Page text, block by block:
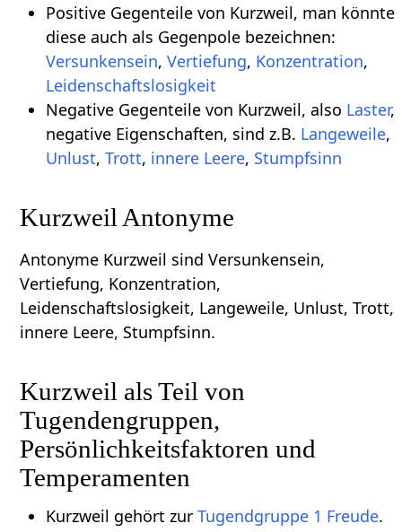
Positive Gegenteile von Kurzweil, man könnte
diese auch als Gegenpole bezeichnen:
Versunkensein, Vertiefung, Konzentration,
Leidenschaftslosigkeit
Negative Gegenteile von Kurzweil, also Laster,
negative Eigenschaften, sind z.B. Langeweile,
Unlust, Trott, innere Leere, Stumpfsinn
Kurzweil Antonyme
Antonyme Kurzweil sind Versunkensein,
Vertiefung, Konzentration,
Leidenschaftslosigkeit, Langeweile, Unlust, Trott,
innere Leere, Stumpfsinn.
Kurzweil als Teil von
Tugendengruppen,
Persönlichkeitsfaktoren und
Temperamenten
Kurzweil gehört zur Tugendgruppe 1 Freude.